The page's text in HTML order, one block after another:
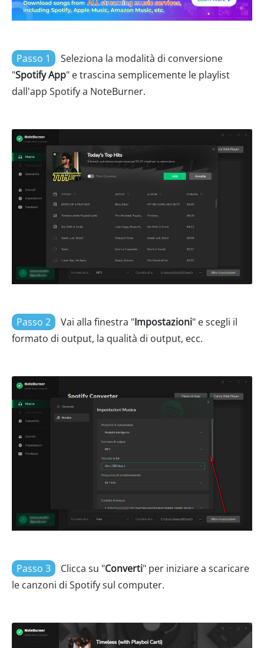
Passo 1
Seleziona la modalità di conversione
"Spotify App" e trascina semplicemente le playlist
dall'app Spotify a NoteBurner.
Passo 2 Vai alla finestra "Impostazioni" e scegli il
formato di output, la qualità di output, ecc.
Passo 3 Clicca su "Converti" per iniziare a scaricare
le canzoni di Spotify sul computer.